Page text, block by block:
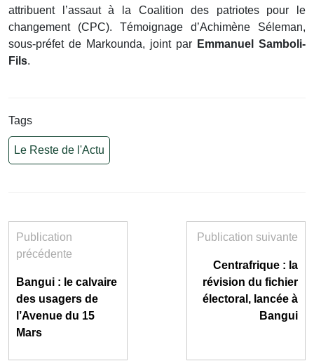
attribuent l’assaut à la Coalition des patriotes pour le
changement (CPC). Témoignage d’Achimène Séleman,
sous-préfet de Markounda, joint par Emmanuel Samboli-
Fils.
Tags
Le Reste de l'Actu
Publication
précédente
Bangui : le calvaire
des usagers de
l’Avenue du 15
Mars
Publication suivante
Centrafrique : la
révision du fichier
électoral, lancée à
Bangui